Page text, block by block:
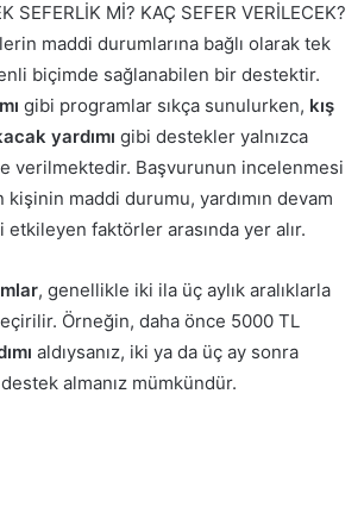
SEFERLİK Mİ? KAÇ SEFER VERİLECEK?
maddi durumlarına bağlı olarak tek
biçimde sağlanabilen bir destektir.
gibi programlar sıkça sunulurken, kış
yardımı gibi destekler yalnızca
verilmektedir. Başvurunun incelenmesi
maddi durumu, yardımın devam
faktörler arasında yer alır.
, genellikle iki ila üç aylık aralıklarla
Örneğin, daha önce 5000 TL
aldıysanız, iki ya da üç ay sonra
almanız mümkündür.